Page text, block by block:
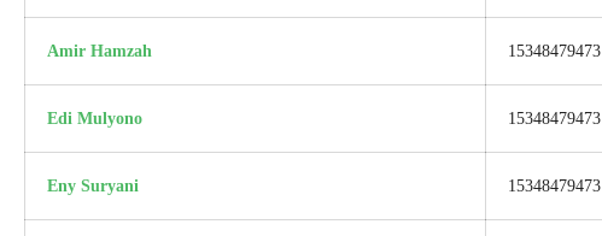
Amir Hamzah 15348479473
Edi Mulyono 15348479473
Eny Suryani 15348479473